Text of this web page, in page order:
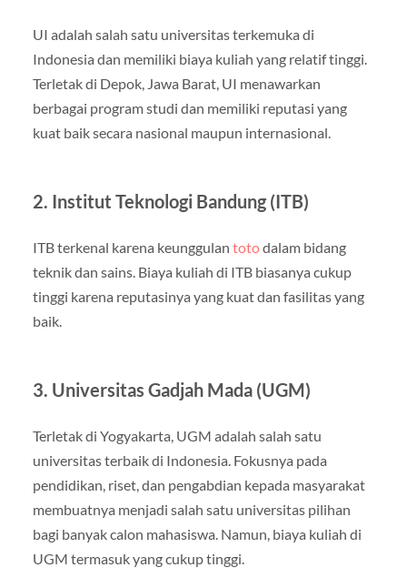
UI adalah salah satu universitas terkemuka di
Indonesia dan memiliki biaya kuliah yang relatif tinggi.
Terletak di Depok, Jawa Barat, UI menawarkan
berbagai program studi dan memiliki reputasi yang
kuat baik secara nasional maupun internasional.
2. Institut Teknologi Bandung (ITB)
ITB terkenal karena keunggulan totodalam bidang
teknik dan sains. Biaya kuliah di ITB biasanya cukup
tinggi karena reputasinya yang kuat dan fasilitas yang
baik.
3. Universitas Gadjah Mada (UGM)
Terletak di Yogyakarta, UGM adalah salah satu
universitas terbaik di Indonesia. Fokusnya pada
pendidikan, riset, dan pengabdian kepada masyarakat
membuatnya menjadi salah satu universitas pilihan
bagi banyak calon mahasiswa. Namun, biaya kuliah di
UGM termasuk yang cukup tinggi.